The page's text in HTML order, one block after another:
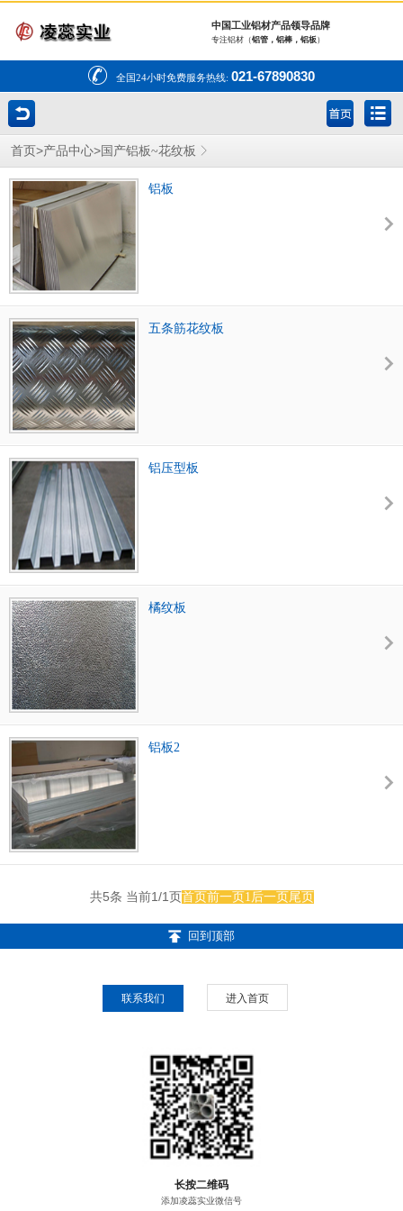
中国工业铝材产品领导品牌
专注铝材（铝管，铝棒，铝板）
全国24小时免费服务热线: 021-67890830
首页 >产品中心> 国产铝板~花纹板
铝板
五条筋花纹板
铝压型板
橘纹板
铝板2
共5条 当前1/1页首页前一页1后一页尾页
回到顶部
联系我们 进入首页
长按二维码
添加凌蕊实业微信号